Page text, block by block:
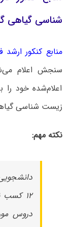
شناسی گیاهی
منابع کنکور ارشد
سنجش اعلام
اعلام‌شده خود را
زیست شناسی
نکته مهم:
۱۲
دروس